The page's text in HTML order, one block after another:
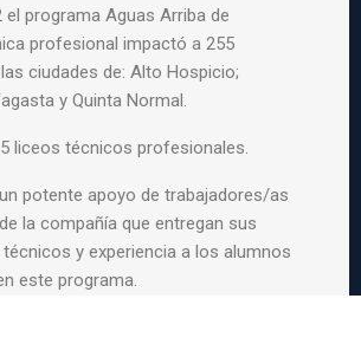
el programa Aguas Arriba de
profesional impactó a 255
ciudades de: Alto Hospicio;
y Quinta Normal.
liceos técnicos profesionales.
potente apoyo de trabajadores/as
la compañía que entregan sus
y experiencia a los alumnos
este programa.